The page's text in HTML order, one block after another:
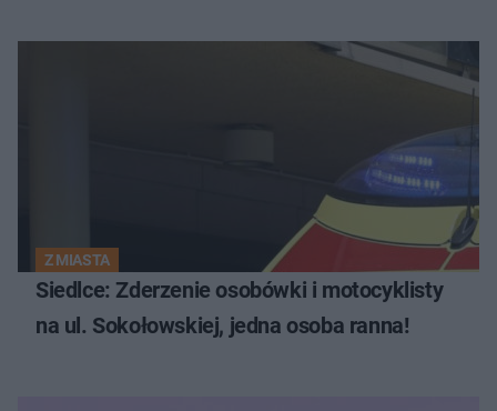
Z MIASTA
Siedlce: Zderzenie osobówki i motocyklisty
na ul. Sokołowskiej, jedna osoba ranna!